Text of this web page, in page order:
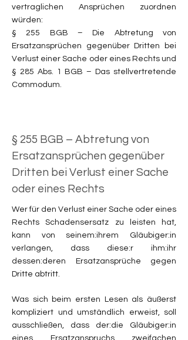
vertraglichen Ansprüchen zuordnen
würden:
§ 255 BGB – Die Abtretung von
Ersatzansprüchen gegenüber Dritten bei
Verlust einer Sache oder eines Rechts und
§ 285 Abs. 1 BGB – Das stellvertretende
Commodum.
§ 255 BGB – Abtretung von
Ersatzansprüchen gegenüber
Dritten bei Verlust einer Sache
oder eines Rechts
Wer für den Verlust einer Sache oder eines
Rechts Schadensersatz zu leisten hat,
kann von seinem:ihrem Gläubiger:in
verlangen, dass diese:r ihm:ihr
dessen:deren Ersatzansprüche gegen
Dritte abtritt.
Was sich beim ersten Lesen als äußerst
kompliziert und umständlich erweist, soll
ausschließen, dass der:die Gläubiger:in
eines Ersatzanspruchs zweifachen